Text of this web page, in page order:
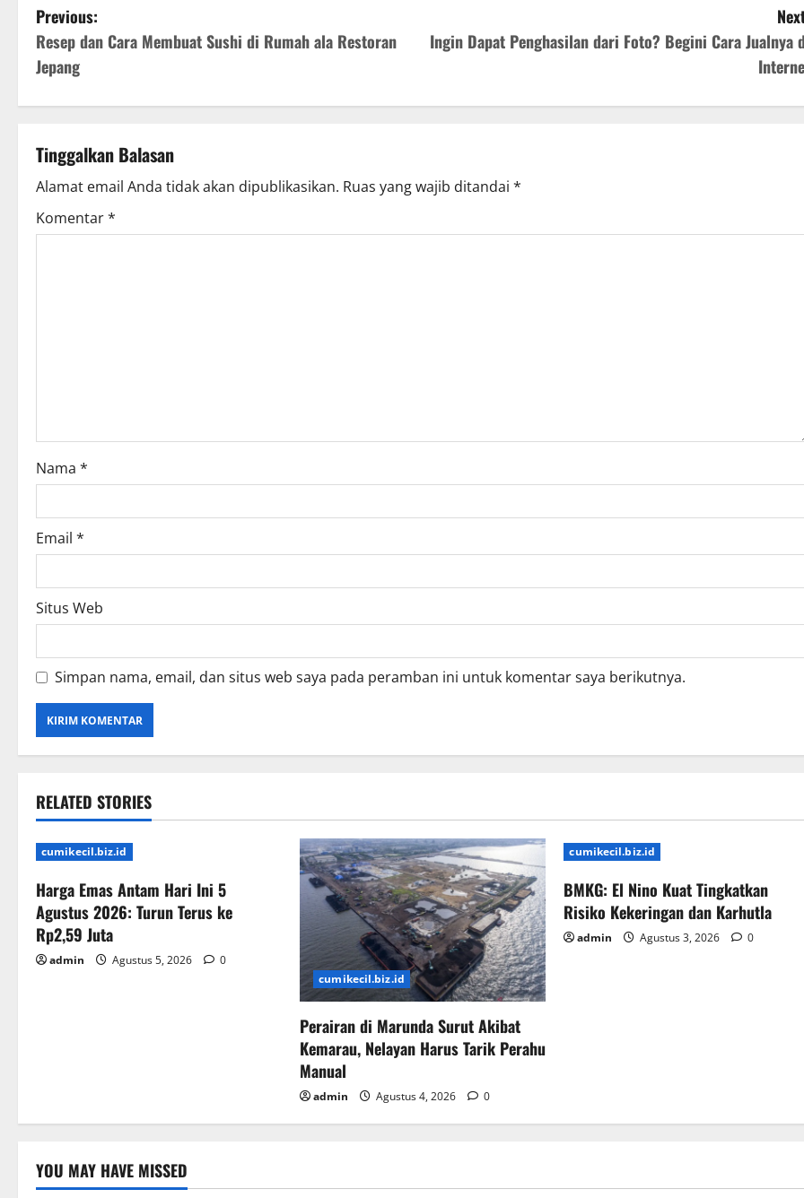
P
o
s
n
a
v
i
o
n
Previous:
Resep dan Cara Membuat Sushi di Rumah ala Restoran
Jepang
Ingin Dapat Penghasilan dari Foto? Begini Cara Jualnya
Tinggalkan Balasan
Alamat email Anda tidak akan dipublikasikan. Ruas yang wajib ditandai *
Komentar*
Nama *
Email *
Situs Web
Simpan nama, email, dan situs web saya pada peramban ini untuk komentar saya berikutnya.
RELATED STORIES
cumikecil.biz.id
Harga Emas Antam Hari Ini 5
Agustus 2026: Turun Terus ke
Rp2,59 Juta
admin Agustus 5, 2026
0
cumikecil.biz.id
Perairan di Marunda Surut Akibat
Kemarau, Nelayan Harus Tarik Perahu
Manual
admin Agustus 4, 2026 0
cumikecil.biz.id
BMKG: El Nino Kuat Tingkatkan
Risiko Kekeringan dan Karhutla
admin Agustus 3, 2026 0
YOU MAY HAVE MISSED